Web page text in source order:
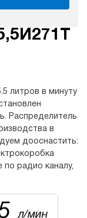
литров в минуту
Распределитель
в
дооснастить:
по радио каналу,